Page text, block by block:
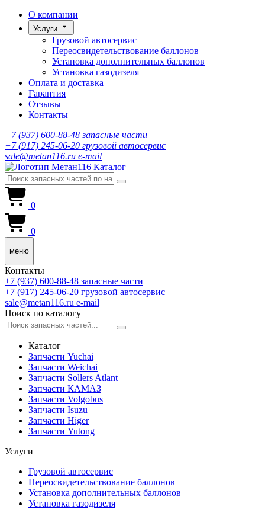
О компании
Услуги
Грузовой автосервис
Переосвидетельствование баллонов
Установка дополнительных баллонов
Установка газодизеля
Оплата и доставка
Гарантия
Отзывы
Контакты
+7 (937) 600-88-48запасные части
+7 (917) 245-06-20 грузовой автосервис
sale@metan116.ru e-mail
Каталог
0
0
меню
Контакты
+7 (937) 600-88-48 запасные части
+7 (917) 245-06-20 грузовой автосервис
sale@metan116.ru e-mail
Поиск по каталогу
Каталог
Запчасти Yuchai
Запчасти Weichai
Запчасти Sollers Atlant
Запчасти КАМАЗ
Запчасти Volgobus
Запчасти Isuzu
Запчасти Higer
Запчасти Yutong
Услуги
Грузовой автосервис
Переосвидетельствование баллонов
Установка дополнительных баллонов
Установка газодизеля